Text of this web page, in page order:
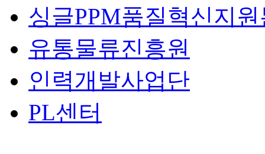
싱글PPM품질혁신지
유통물류진흥원
인력개발사업단
PL센터